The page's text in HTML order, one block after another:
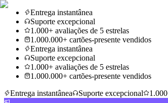
Entrega instantânea
Suporte excepcional
1.000+ avaliações de 5 estrelas
1.000.000+ cartões-presente vendidos
Entrega instantânea
Suporte excepcional
1.000+ avaliações de 5 estrelas
1.000.000+ cartões-presente vendidos
Entrega instantânea
Suporte excepcional